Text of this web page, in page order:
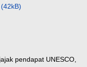
pendapat UNESCO,